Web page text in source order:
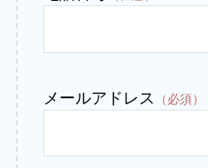
メールアドレス （必須）